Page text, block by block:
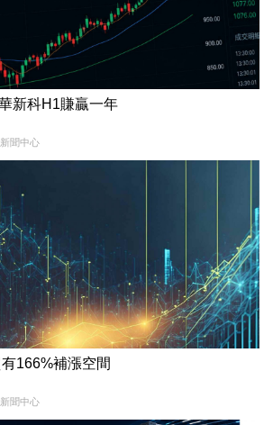
新科H1賺贏一年
聞中心
166%補漲空間
聞中心